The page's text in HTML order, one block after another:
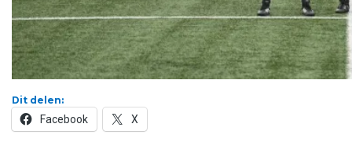
Dit delen:
Facebook X